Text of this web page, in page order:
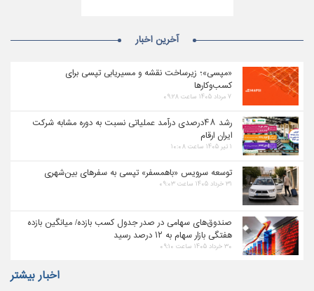
آخرین اخبار
«مپسی»؛ زیرساخت نقشه و مسیریابی تپسی برای
کسب‌وکارها
۷ مرداد ۱۴۰۵ ساعت ۰۹:۲۸
رشد ۴۸درصدی درآمد عملیاتی نسبت به دوره مشابه شرکت
ایران ارقام
۱ تیر ۱۴۰۵ ساعت ۱۰:۰۸
توسعه سرویس «باهمسفر» تپسی به سفرهای بین‌شهری
۳۱ خرداد ۱۴۰۵ ساعت ۰۹:۰۳
صندوق‌های سهامی در صدر جدول کسب بازده/ میانگین بازده
هفتگی بازار سهام به ۱۲ درصد رسید
۳۰ خرداد ۱۴۰۵ ساعت ۰۹:۱۰
اخبار بیشتر